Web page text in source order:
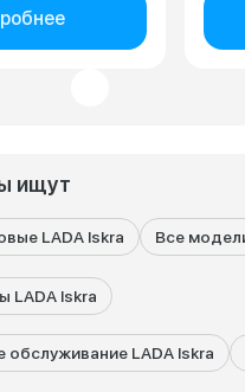
ищут
LADA Iskra Все
LADA Iskra
обслуживание LADA Iskra